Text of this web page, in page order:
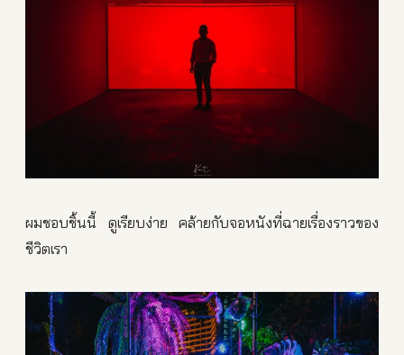
ผมชอบชิ้นนี้ ดูเรียบง่าย คล้ายกับจอหนังที่ฉายเรื่องราวของ
ชีวิตเรา